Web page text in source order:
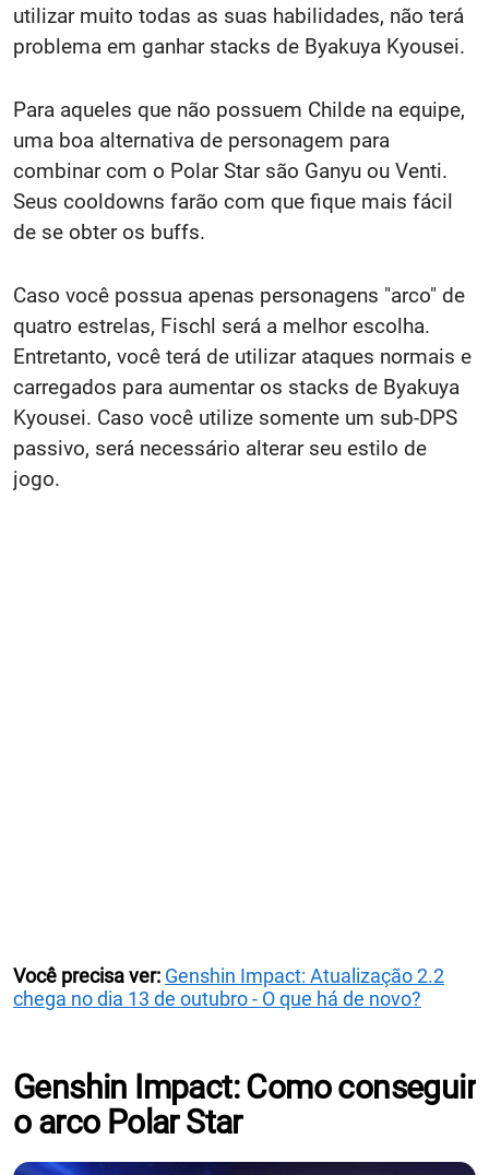
utilizar muito todas as suas habilidades, não terá
problema em ganhar stacks de Byakuya Kyousei.
Para aqueles que não possuem Childe na equipe,
uma boa alternativa de personagem para
combinar com o Polar Star são Ganyu ou Venti.
Seus cooldowns farão com que fique mais fácil
de se obter os buffs.
Caso você possua apenas personagens "arco" de
quatro estrelas, Fischl será a melhor escolha.
Entretanto, você terá de utilizar ataques normais e
carregados para aumentar os stacks de Byakuya
Kyousei. Caso você utilize somente um sub-DPS
passivo, será necessário alterar seu estilo de
jogo.
Você precisa ver: Genshin Impact: Atualização 2.2
chega no dia 13 de outubro - O que há de novo?
Genshin Impact: Como conseguir
o arco Polar Star